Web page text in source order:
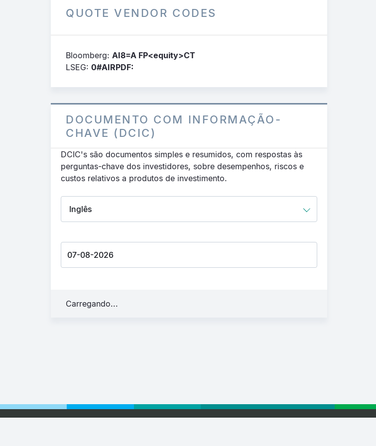
QUOTE VENDOR CODES
Bloomberg: AI8=A FP<equity>CT
LSEG: 0#AIRPDF:
DOCUMENTO COM INFORMAÇÃO-
CHAVE (DCIC)
DCIC's são documentos simples e resumidos, com respostas às
perguntas-chave dos investidores, sobre desempenhos, riscos e
custos relativos a produtos de investimento.
Carregando...